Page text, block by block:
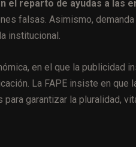
el reparto de ayudas a las
falsas. Asimismo,
institucional.
en el que la publicidad
La FAPE insiste en
garantizar la pluralidad,